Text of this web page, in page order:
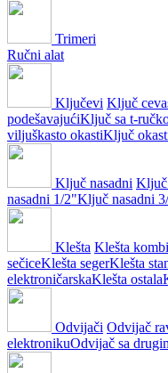
Trimeri
Ručni alat
Ključevi Ključ
podešavajućiKljuč sa t-
viljuškasto okastiKljuč
Ključ nasadni Ključ
nasadni 1/2"Ključ nasadni
Klešta Klešta
sečiceKlešta segerKlešta
elektroničarskaKlešta ostala
Odvijači Odvijač
elektronikuOdvijač sa